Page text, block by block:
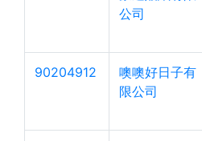
公司
90204912
噢噢好日子有
限公司